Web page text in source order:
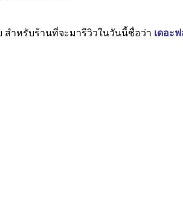
สำหรับร้านที่จะมารีวิวในวันนี้ชื่อว่า เดอะ